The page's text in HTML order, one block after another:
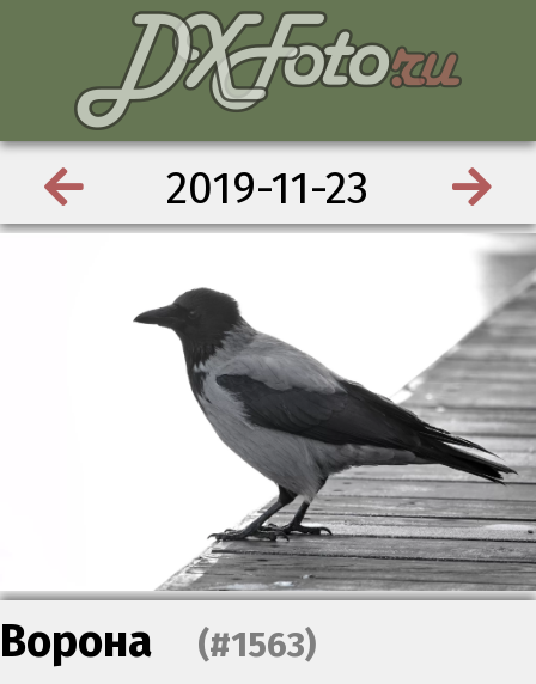
2019-11-23
Ворона (#1563)